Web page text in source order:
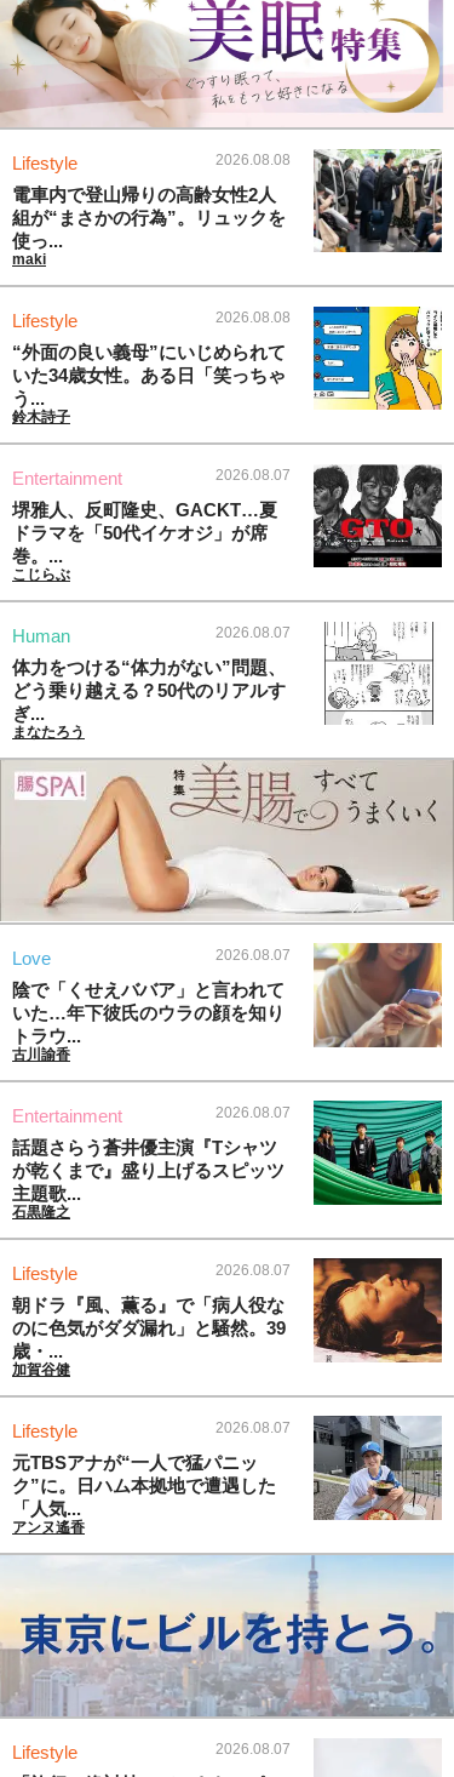
Lifestyle 2026.08.08
電車内で登山帰りの高齢女性2人
組が“まさかの行為”。リュックを
使っ...
maki
Lifestyle 2026.08.08
“外面の良い義母”にいじめられて
いた34歳女性。ある日「笑っちゃ
う...
鈴木詩子
Entertainment 2026.08.07
堺雅人、反町隆史、GACKT…夏
ドラマを「50代イケオジ」が席
巻。...
こじらぶ
Human 2026.08.07
体力をつける“体力がない”問題、
どう乗り越える？50代のリアルす
ぎ...
まなたろう
Love 2026.08.07
陰で「くせえババア」と言われて
いた…年下彼氏のウラの顔を知り
トラウ...
古川諭香
Entertainment 2026.08.07
話題さらう蒼井優主演『Tシャツ
が乾くまで』盛り上げるスピッツ
主題歌...
石黒隆之
Lifestyle 2026.08.07
朝ドラ『風、薫る』で「病人役な
のに色気がダダ漏れ」と騒然。39
歳・...
加賀谷健
Lifestyle 2026.08.07
元TBSアナが“一人で猛パニッ
ク”に。日ハム本拠地で遭遇した
「人気...
アンヌ遙香
Lifestyle 2026.08.07